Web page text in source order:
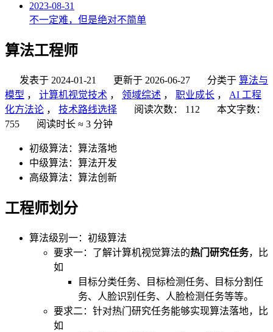
2023-08-31
不一定难，但是绝对不简单
算法工程师
发表于 2024-01-21 更新于 2026-06-27 分类于 算法与
模型 ， 计算机视觉技术 ， 领域综述 ， 职业成长 ， AI 工程
化方法论 ， 技术路线选择 阅读次数： 112
本文字数：
755
阅读时长 ≈ 3 分钟
初级算法：算法落地
中级算法：算法开发
高级算法：算法创新
工程师划分
算法级别一：初级算法
要求一：了解计算机视觉算法的热门研究任务，比
如
目标分类任务、目标检测任务、目标分割任
务、人脸识别任务、人脸检测任务等等。
要求二：针对热门研究任务能够实现算法落地，比
如